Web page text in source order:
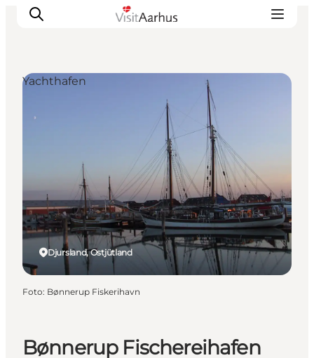
Sehen und erleben
Städte und Regionen
Reiseplanung
Transport
Bønnerup Fischereihafen
Djursland, Ostjütland
Yachthafen
Foto: Bønnerup Fiskerihavn